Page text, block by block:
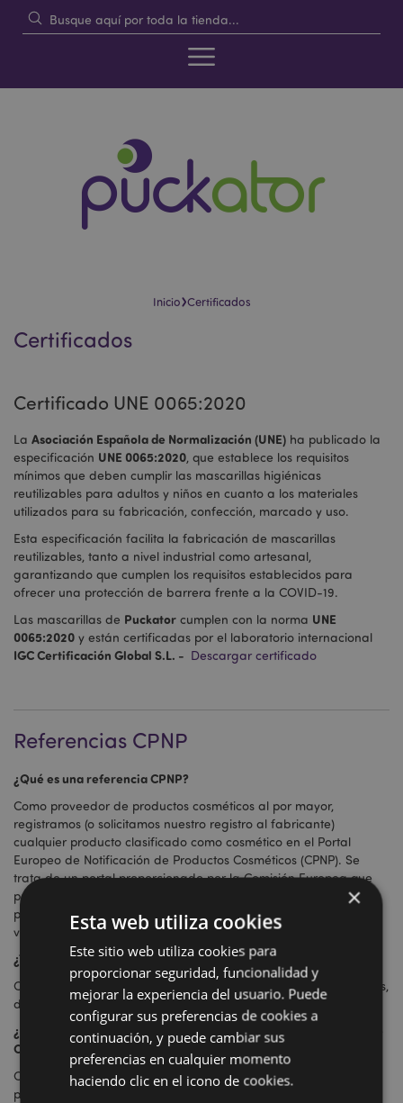
Inicio›Certificados
Certificados
Certificado UNE 0065:2020
La Asociación Española de Normalización (UNE) ha publicado la
especificación UNE 0065:2020, que establece los requisitos
mínimos que deben cumplir las mascarillas higiénicas
reutilizables para adultos y niños en cuanto a los materiales
utilizados para su fabricación, confección, marcado y uso.
Esta especificación facilita la fabricación de mascarillas
reutilizables, tanto a nivel industrial como artesanal,
garantizando que cumplen los requisitos establecidos para
ofrecer una protección de barrera frente a la COVID-19.
Las mascarillas de Puckator cumplen con la norma UNE
0065:2020 y están certificadas por el laboratorio internacional
IGC Certificación Global S.L. - Descargar certificado
Referencias CPNP
¿Qué es una referencia CPNP?
Como proveedor de productos cosméticos al por mayor,
registramos (o solicitamos nuestro registro al fabricante)
cualquier producto clasificado como cosmético en el Portal
Europeo de Notificación de Productos Cosméticos (CPNP). Se
trata de un portal proporcionado por la Comisión Europea que
permite a cualquier fabricante, proveedor o distribuidor de
productos cosméticos presentar certificados de seguridad. Una
vez presentado, se emite una referencia CPNP.
¿Todo requiere una referencia?
CPNP sólo se refiere a líneas cosméticas como bálsamos labiales,
desinfectantes para manos, jabones y bombas de baño.
¿Qué tenemos que proporcionar para obtener una referencia de
CPNP?
Como mayorista de artículos de cosméticos, tenemos que
proporcionar FDS (ficha de datos de seguridad), listas de
×
Esta web utiliza cookies
Este sitio web utiliza cookies para
proporcionar seguridad, funcionalidad y
mejorar la experiencia del usuario. Puede
configurar sus preferencias de cookies a
continuación, y puede cambiar sus
preferencias en cualquier momento
haciendo clic en el icono de cookies.